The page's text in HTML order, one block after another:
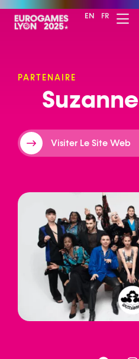
EN FR
PARTENAIRE
Suzanne
Visiter Le Site Web